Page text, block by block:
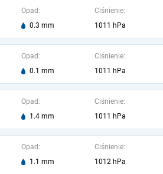
Opad:
0.3 mm
Ciśnienie:
1011 hPa
Opad:
0.1 mm
Ciśnienie:
1011 hPa
Opad:
1.4 mm
Ciśnienie:
1011 hPa
Opad:
1.1 mm
Ciśnienie:
1012 hPa